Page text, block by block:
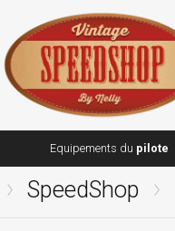
Equipements du pilote
SpeedShop